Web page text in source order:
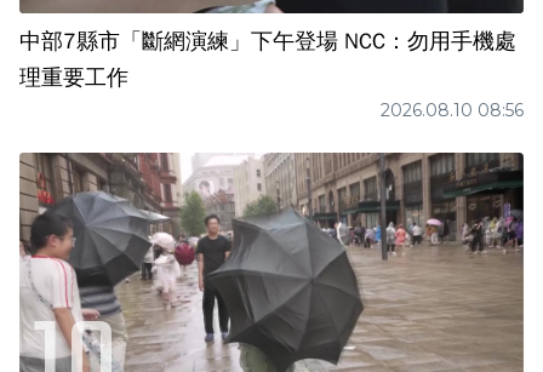
中部7縣市「斷網演練」下午登場 NCC：勿用手機處
理重要工作
2026.08.10 08:56